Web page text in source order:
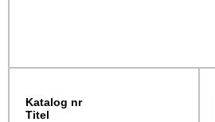
Katalog nr
Titel